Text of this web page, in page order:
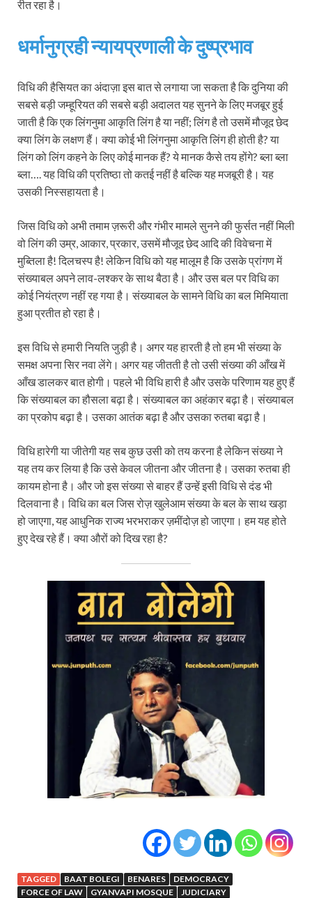
रीत रहा है।
धर्मानुग्रही न्यायप्रणाली के दुष्प्रभाव
विधि की हैसियत का अंदाज़ा इस बात से लगाया जा सकता है कि दुनिया की
सबसे बड़ी जम्हूरियत की सबसे बड़ी अदालत यह सुनने के लिए मजबूर हुई
जाती है कि एक लिंगनुमा आकृति लिंग है या नहीं; लिंग है तो उसमें मौजूद छेद
क्या लिंग के लक्षण हैं। क्या कोई भी लिंगनुमा आकृति लिंग ही होती है? या
लिंग को लिंग कहने के लिए कोई मानक हैं? ये मानक कैसे तय होंगे? ब्ला ब्ला
ब्ला…. यह विधि की प्रतिष्ठा तो कतई नहीं है बल्कि यह मजबूरी है। यह
उसकी निस्सहायता है।
जिस विधि को अभी तमाम ज़रूरी और गंभीर मामले सुनने की फुर्सत नहीं मिली
वो लिंग की उम्र, आकार, प्रकार, उसमें मौजूद छेद आदि की विवेचना में
मुब्तिला है! दिलचस्प है! लेकिन विधि को यह मालूम है कि उसके प्रांगण में
संख्याबल अपने लाव-लश्कर के साथ बैठा है। और उस बल पर विधि का
कोई नियंत्रण नहीं रह गया है। संख्याबल के सामने विधि का बल मिमियाता
हुआ प्रतीत हो रहा है।
इस विधि से हमारी नियति जुड़ी है। अगर यह हारती है तो हम भी संख्या के
समक्ष अपना सिर नवा लेंगे। अगर यह जीतती है तो उसी संख्या की आँख में
आँख डालकर बात होगी। पहले भी विधि हारी है और उसके परिणाम यह हुए हैं
कि संख्याबल का हौसला बढ़ा है। संख्याबल का अहंकार बढ़ा है। संख्याबल
का प्रकोप बढ़ा है। उसका आतंक बढ़ा है और उसका रुतबा बढ़ा है।
विधि हारेगी या जीतेगी यह सब कुछ उसी को तय करना है लेकिन संख्या ने
यह तय कर लिया है कि उसे केवल जीतना और जीतना है। उसका रुतबा ही
कायम होना है। और जो इस संख्या से बाहर हैं उन्हें इसी विधि से दंड भी
दिलवाना है। विधि का बल जिस रोज़ खुलेआम संख्या के बल के साथ खड़ा
हो जाएगा, यह आधुनिक राज्य भरभराकर ज़मींदोज़ हो जाएगा। हम यह होते
हुए देख रहे हैं। क्या औरों को दिख रहा है?
TAGGED BAAT BOLEGI BENARES
DEMOCRACY
FORCE OF LAW
GYANVAPI MOSQUE
JUDICIARY